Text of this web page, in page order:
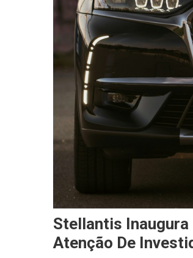
Stellantis Inaugura
Atenção De